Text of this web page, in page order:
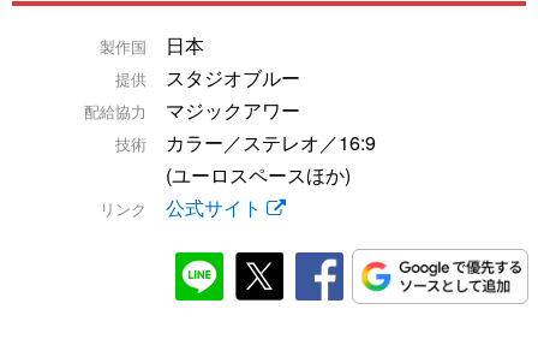
製作国 日本
提供 スタジオブルー
配給協力 マジックアワー
技術
カラー／ステレオ／16:9
(ユーロスペースほか)
リンク 公式サイト